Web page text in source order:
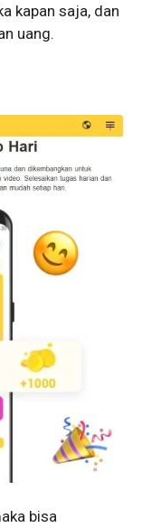
kapan saja, dan
uang.
bisa